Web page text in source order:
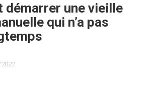
démarrer une vieille
qui n’a pas